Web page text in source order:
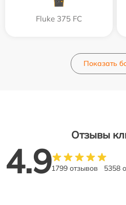
Fluke 375 FC
Показать
Отзывы
4.91799 отзывов 5358